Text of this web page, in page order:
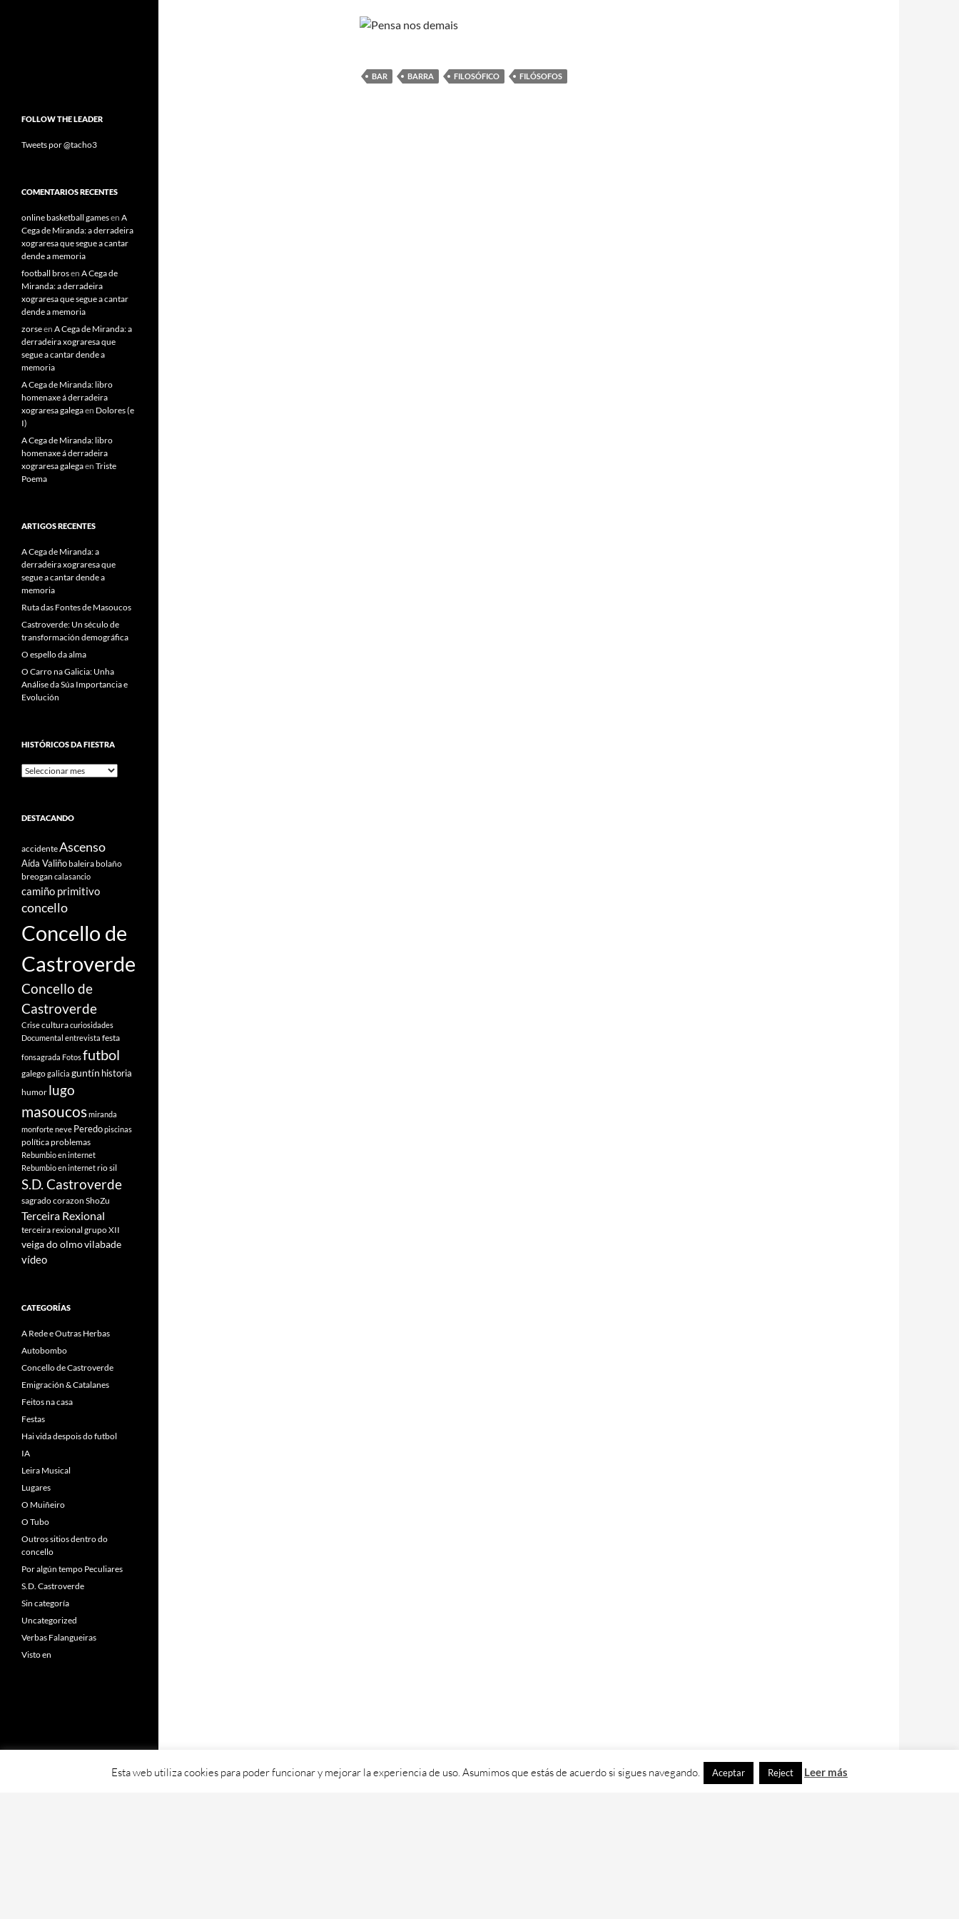
BAR BARRA FILOSÓFICO FILÓSOFOS
FOLLOW THE LEADER
Tweets por @tacho3
COMENTARIOS RECENTES
online basketball gamesen A
Cega de Miranda: a derradeira
xograresa que segue a cantar
dende a memoria
football brosen A Cega de
Miranda: a derradeira
xograresa que segue a cantar
dende a memoria
zorseen A Cega de Miranda: a
derradeira xograresa que
segue a cantar dende a
memoria
A Cega de Miranda: libro
homenaxe á derradeira
xograresa galegaen Dolores (e
I)
A Cega de Miranda: libro
homenaxe á derradeira
xograresa galegaen Triste
Poema
ARTIGOS RECENTES
A Cega de Miranda: a
derradeira xograresa que
segue a cantar dende a
memoria
Ruta das Fontes de Masoucos
Castroverde: Un século de
transformación demográfica
O espello da alma
O Carro na Galicia: Unha
Análise da Súa Importancia e
Evolución
HISTÓRICOS DA FIESTRA
Históricos
DESTACANDO
accidenteAscenso
Aída Valiñobaleirabolaño
breogan calasancio
camiño primitivo
concello
Concello de
Castroverde
Concello de
Castroverde
Criseculturacuriosidades
Documental entrevista festa
fonsagrada Fotosfutbol
galegogalicia guntín historia
humor lugo
masoucosmiranda
monforteneve Peredopiscinas
políticaproblemas
Rebumbio en internet
Rebumbio en internetrio sil
S.D. Castroverde
sagrado corazon ShoZu
Terceira Rexional
terceira rexional grupo XII
veiga do olmovilabade
vídeo
CATEGORÍAS
A Rede e Outras Herbas
Autobombo
Concello de Castroverde
Emigración & Catalanes
Feitos na casa
Festas
Hai vida despois do futbol
IA
Leira Musical
Lugares
O Muiñeiro
O Tubo
Outros sitios dentro do
concello
Por algún tempo Peculiares
S.D. Castroverde
Sin categoría
Uncategorized
Verbas Falangueiras
Visto en
Esta web utiliza cookies para poder funcionar y mejorar la experiencia de uso. Asumimos que estás de acuerdo si sigues navegando. Aceptar Reject Leer más